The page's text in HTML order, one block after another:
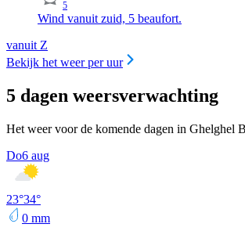
5
Wind vanuit zuid, 5 beaufort.
vanuit Z
Bekijk het weer per uur
5 dagen weersverwachting
Het weer voor de komende dagen in Ghelghel
Do6 aug
23°34°
0 mm